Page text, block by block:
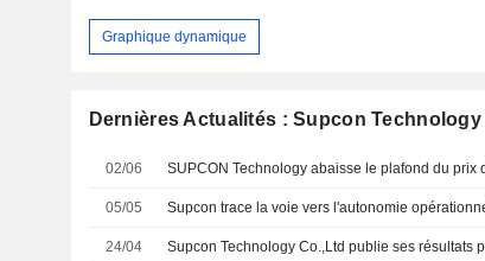
Graphique dynamique
Dernières Actualités : Supcon Technology
02/06 SUPCON Technology abaisse le plafond du prix
05/05
24/04